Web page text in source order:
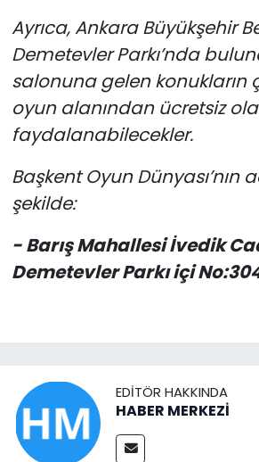
Ayrıca, Ankara Büyükşehir
Demetevler Parkı’nda
salonuna gelen konukların
oyun alanından ücretsiz
faydalanabilecekler.
Başkent Oyun Dünyası’nın
şekilde:
- Barış Mahallesi İvedik
Demetevler Parkı içi
EDITÖR HAKKINDA
HABER MERKEZİ